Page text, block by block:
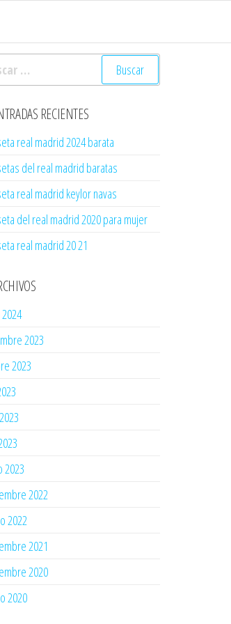
RECIENTES
real madrid 2024 barata
del real madrid baratas
real madrid keylor navas
del real madrid 2020 para mujer
real madrid 20 21
2023
2023
2023
2022
2022
2021
2020
2020